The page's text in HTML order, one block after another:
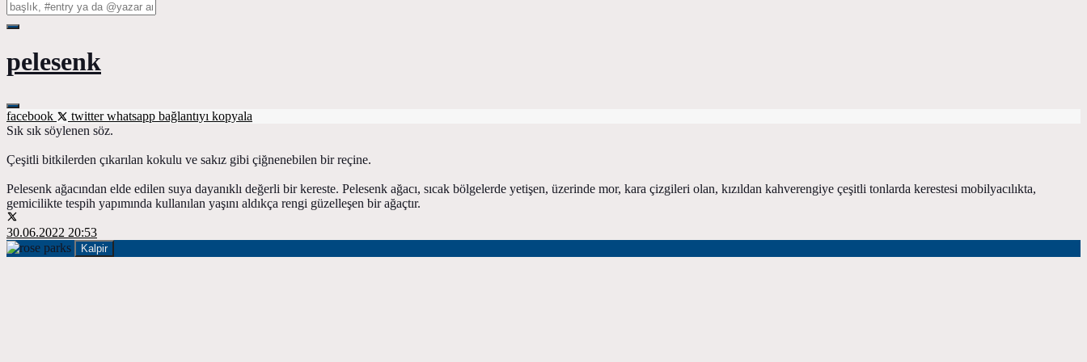
pelesenk
facebook twitterwhatsapp bağlantıyı kopyala
Sık sık söylenen söz.
Çeşitli bitkilerden çıkarılan kokulu ve sakız gibi çiğnenebilen bir reçine.
Pelesenk ağacından elde edilen suya dayanıklı değerli bir kereste. Pelesenk ağacı, sıcak bölgelerde yetişen, üzerinde mor, kara çizgileri olan, kızıldan kahverengiye çeşitli tonlarda kerestesi mobilyacılıkta,
gemicilikte tespih yapımında kullanılan yaşını aldıkça rengi güzelleşen bir ağaçtır.
30.06.2022 20:53
Kalpir